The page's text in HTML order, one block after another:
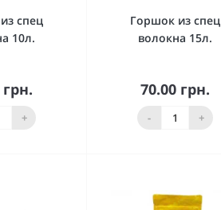
спец
10л.
+
Горшок из спец
волокна 15л.
70.00 грн.
- +
В корзину